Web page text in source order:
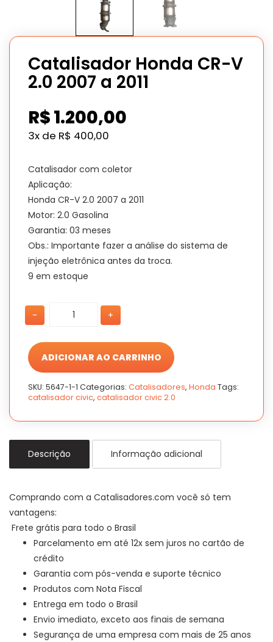
Catalisador Honda CR-V
2.0 2007 a 2011
R$1.200,00
3x de R$ 400,00
Catalisador com coletor
Aplicação:
Honda CR-V 2.0 2007 a 2011
Motor: 2.0 Gasolina
Garantia: 03 meses
Obs.: Importante fazer a análise do sistema de
injeção eletrônica antes da troca.
9 em estoque
Catalisador
Honda
V
2.0
2007
a
2011
Catalisador
Honda
V
2.0
2007
a
2011
+
-
ADICIONAR AO CARRINHO
SKU: 5647-1-1 Categorias: Catalisadores, Honda Tags:
catalisador civic, catalisador civic 2.0
Descrição Informação adicional
Comprando com a Catalisadores.com você só tem
vantagens:
Frete grátis para todo o Brasil
Parcelamento em até 12x sem juros no cartão de
crédito
Garantia com pós-venda e suporte técnico
Produtos com Nota Fiscal
Entrega em todo o Brasil
Envio imediato, exceto aos finais de semana
Segurança de uma empresa com mais de 25 anos